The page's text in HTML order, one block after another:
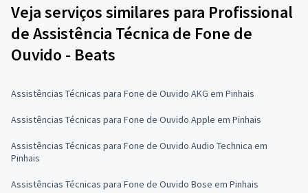
Veja serviços similares para Profissional
de Assistência Técnica de Fone de
Ouvido - Beats
Assistências Técnicas para Fone de Ouvido AKG em Pinhais
Assistências Técnicas para Fone de Ouvido Apple em Pinhais
Assistências Técnicas para Fone de Ouvido Audio Technica em
Pinhais
Assistências Técnicas para Fone de Ouvido Bose em Pinhais